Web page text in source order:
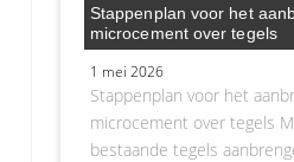
Stappenplan voor het
microcement over tegels
1 mei 2026
Stappenplan voor het
microcement over tegels
bestaande tegels